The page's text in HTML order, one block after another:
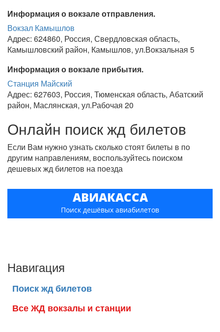
Информация о вокзале отправления.
Вокзал Камышлов
Адрес: 624860, Россия, Свердловская область,
Камышловский район, Камышлов, ул.Вокзальная 5
Информация о вокзале прибытия.
Станция Майский
Адрес: 627603, Россия, Тюменская область, Абатский
район, Маслянская, ул.Рабочая 20
Онлайн поиск жд билетов
Если Вам нужно узнать сколько стоят билеты в по
другим направлениям, воспользуйтесь поиском
дешевых жд билетов на поезда
АВИАКАССА
Поиск дешёвых авиабилетов
Навигация
Поиск жд билетов
Все ЖД вокзалы и станции